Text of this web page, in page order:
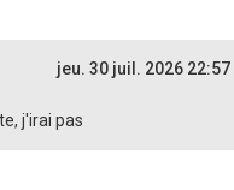
jeu. 30 juil. 2026 22:57
j'irai pas